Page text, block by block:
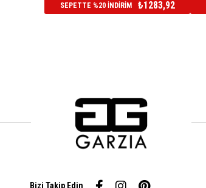
SEPETTE %20 İNDİRİM ₺1283,92
Bizi Takip Edin